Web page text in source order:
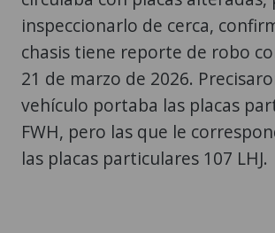
inspeccionarlo de cerca,
chasis tiene reporte de robo
21 de marzo de 2026.
vehículo portaba las placas
FWH, pero las que le
las placas particulares 107 LHJ.